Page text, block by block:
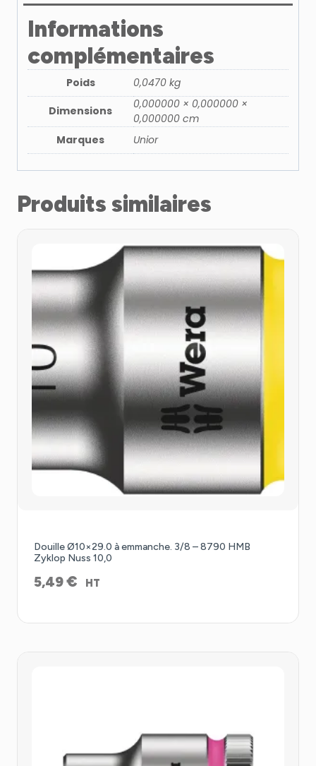
Informations
complémentaires
Poids
0,0470 kg
Dimensions
0,000000 × 0,000000 ×
0,000000 cm
Marques
Unior
Produits similaires
Douille Ø10×29.0 à emmanche. 3/8 – 8790 HMB
Zyklop Nuss 10,0
5,49€ HT